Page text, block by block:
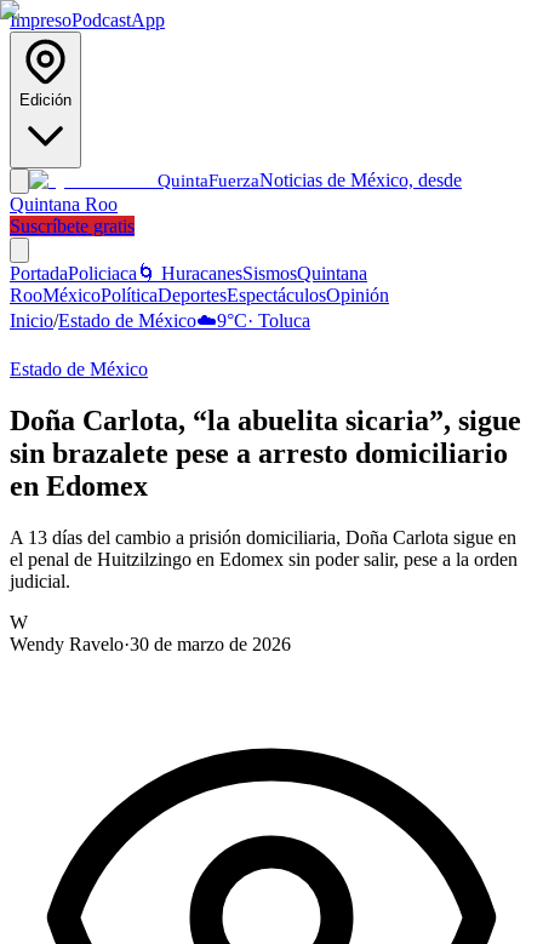
ImpresoPodcastApp
Edición
QuintaFuerzaNoticias de México, desde
Quintana Roo
Suscríbete gratis
PortadaPoliciaca 🌀 HuracanesSismosQuintana
RooMéxicoPolíticaDeportesEspectáculosOpinión
Inicio/Estado de México☁️9°C· Toluca
Estado de México
Doña Carlota, “la abuelita sicaria”, sigue
sin brazalete pese a arresto domiciliario
en Edomex
A 13 días del cambio a prisión domiciliaria, Doña Carlota sigue en
el penal de Huitzilzingo en Edomex sin poder salir, pese a la orden
judicial.
W
Wendy Ravelo·30 de marzo de 2026